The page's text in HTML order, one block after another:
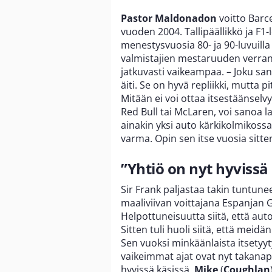
Pastor Maldonadon voitto
vuoden 2004. Tallipäällikkö ja
menestysvuosia 80- ja 90-
valmistajien mestaruuden
jatkuvasti vaikeampaa. – Joku
äiti. Se on hyvä repliikki, mutta
Mitään ei voi ottaa
Red Bull tai McLaren, voi sanoa
ainakin yksi auto
varma. Opin sen itse vuosia
”Yhtiö on nyt hyvissä
Sir Frank paljastaa takin
maaliviivan voittajana Espanjan
Helpottuneisuutta siitä, että
Sitten tuli huoli siitä, että
Sen vuoksi minkäänlaista
vaikeimmat ajat ovat nyt